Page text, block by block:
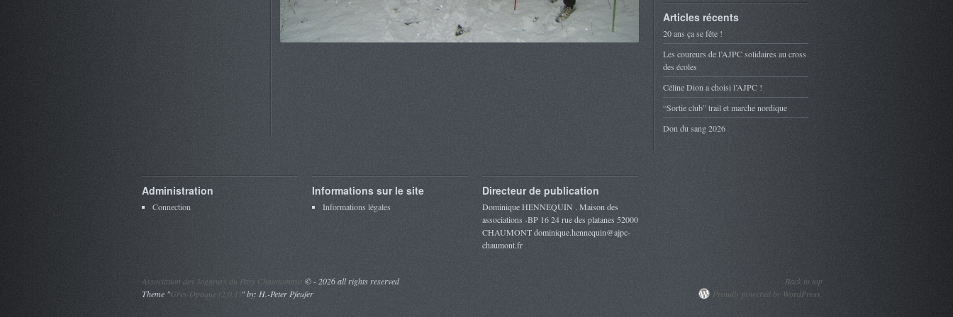
Articles récents
20 ans ça se fête !
Les coureurs de l’AJPC solidaires au cross
des écoles
Céline Dion a choisi l’AJPC !
“Sortie club” trail et marche nordique
Don du sang 2026
Administration
Connection
Informations sur le site
Informations légales
Directeur de publication
Dominique HENNEQUIN . Maison des
associations -BP 16 24 rue des platanes 52000
CHAUMONT dominique.hennequin@ajpc-
chaumont.fr
Association des Joggeurs du Pays Chaumontais ©- 2026 all rights reserved
Theme "Grey Opaque (2.0.1)" by: H.-Peter Pfeufer
Back to top
Proudly powered by WordPress.